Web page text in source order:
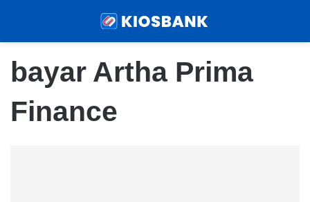
bayar Artha Prima
Finance